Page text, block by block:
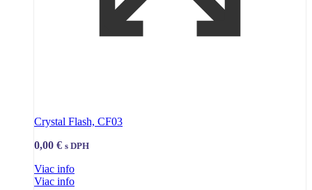
Crystal Flash, CF03
0,00 € s DPH
Viac info
Viac info